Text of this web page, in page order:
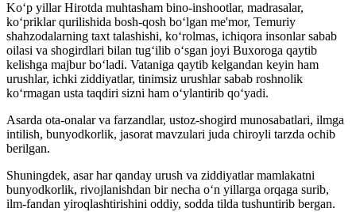
Koʻp yillar Hirotda muhtasham bino-inshootlar, madrasalar,
koʻpriklar qurilishida bosh-qosh boʻlgan me'mor, Temuriy
shahzodalarning taxt talashishi, koʻrolmas, ichiqora insonlar sabab
oilasi va shogirdlari bilan tugʻilib oʻsgan joyi Buxoroga qaytib
kelishga majbur boʻladi. Vataniga qaytib kelgandan keyin ham
urushlar, ichki ziddiyatlar, tinimsiz urushlar sabab roshnolik
koʻrmagan usta taqdiri sizni ham oʻylantirib qoʻyadi.
Asarda ota-onalar va farzandlar, ustoz-shogird munosabatlari, ilmga
intilish, bunyodkorlik, jasorat mavzulari juda chiroyli tarzda ochib
berilgan.
Shuningdek, asar har qanday urush va ziddiyatlar mamlakatni
bunyodkorlik, rivojlanishdan bir necha oʻn yillarga orqaga surib,
ilm-fandan yiroqlashtirishini oddiy, sodda tilda tushuntirib bergan.